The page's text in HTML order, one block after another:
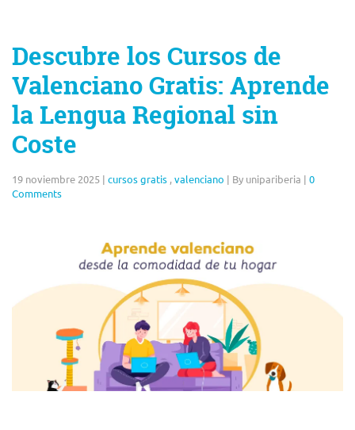
Descubre los Cursos de
Valenciano Gratis: Aprende
la Lengua Regional sin
Coste
19 noviembre 2025 | cursos gratis ,valenciano | By unipariberia | 0
Comments